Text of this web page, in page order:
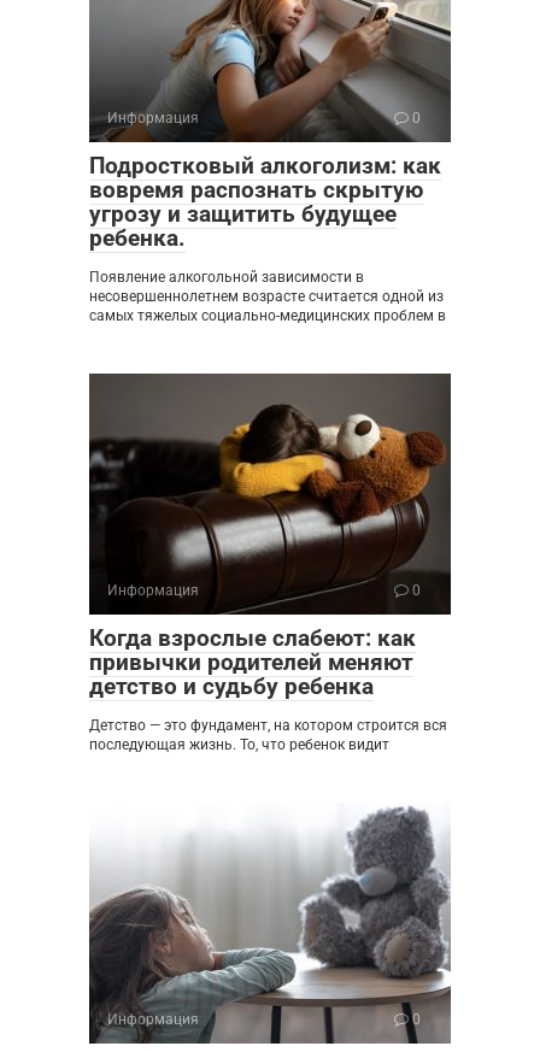
Информация 0
Подростковый алкоголизм: как
вовремя распознать скрытую
угрозу и защитить будущее
ребенка.
Появление алкогольной зависимости в
несовершеннолетнем возрасте считается одной из
самых тяжелых социально-медицинских проблем в
Информация 0
Когда взрослые слабеют: как
привычки родителей меняют
детство и судьбу ребенка
Детство — это фундамент, на котором строится вся
последующая жизнь. То, что ребенок видит
Информация 0